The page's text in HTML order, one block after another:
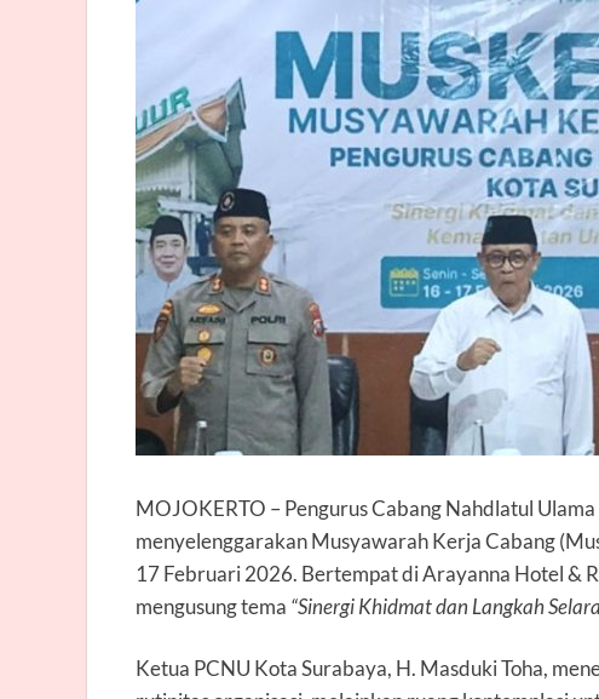
MOJOKERTO – Pengurus Cabang Nahdlatul
menyelenggarakan Musyawarah Kerja Cabang
17 Februari 2026. Bertempat di Arayanna Hotel &
mengusung tema “Sinergi Khidmat dan Langkah
Ketua PCNU Kota Surabaya, H. Masduki Toha,